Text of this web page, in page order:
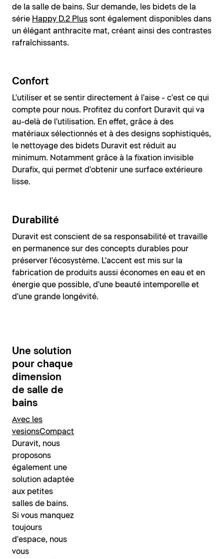
de la salle de bains. Sur demande, les bidets de la
série Happy D.2 Plus sont également disponibles dans
un élégant anthracite mat, créant ainsi des contrastes
rafraîchissants.
Confort
L'utiliser et se sentir directement à l'aise - c'est ce qui
compte pour nous. Profitez du confort Duravit qui va
au-delà de l'utilisation. En effet, grâce à des
matériaux sélectionnés et à des designs sophistiqués,
le nettoyage des bidets Duravit est réduit au
minimum. Notamment grâce à la fixation invisible
Durafix, qui permet d'obtenir une surface extérieure
lisse.
Durabilité
Duravit est conscient de sa responsabilité et travaille
en permanence sur des concepts durables pour
préserver l'écosystème. L'accent est mis sur la
fabrication de produits aussi économes en eau et en
énergie que possible, d'une beauté intemporelle et
d'une grande longévité.
Une solution
pour chaque
dimension
de salle de
bains
Avec les
vesionsCompact
Duravit, nous
proposons
également une
solution adaptée
aux petites
salles de bains.
Si vous manquez
toujours
d'espace, nous
vous